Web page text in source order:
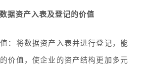
据资产入表及登记的价值
：将数据资产入表并进行登记，能
价值，使企业的资产结构更加多元